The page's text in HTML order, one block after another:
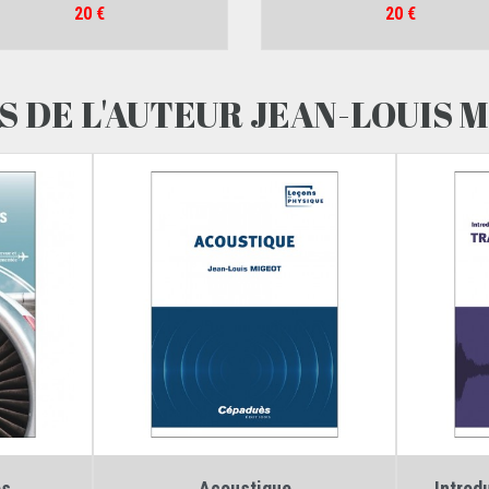
Prix
20 € Prix
20 €
DE L'AUTEUR JEAN-LOUIS